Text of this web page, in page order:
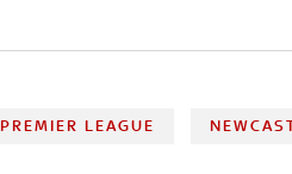
PREMIER LEAGUE